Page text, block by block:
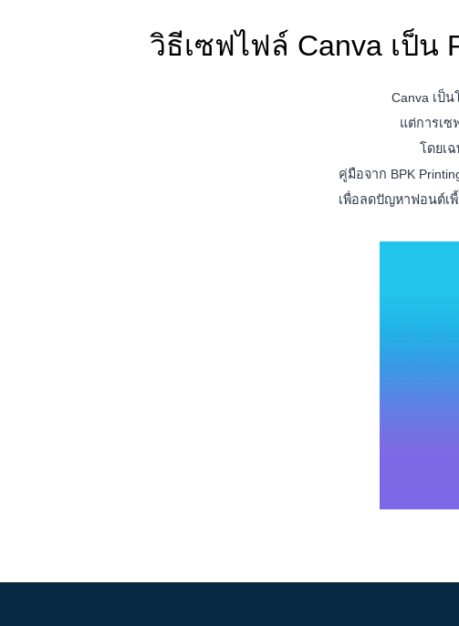
วิธีเซฟไฟล์ Canva เป็น
Canva เป็
แต่การเซ
โดยเ
คู่มือจาก BPK
เพื่อลดปัญหาฟอนต์เ